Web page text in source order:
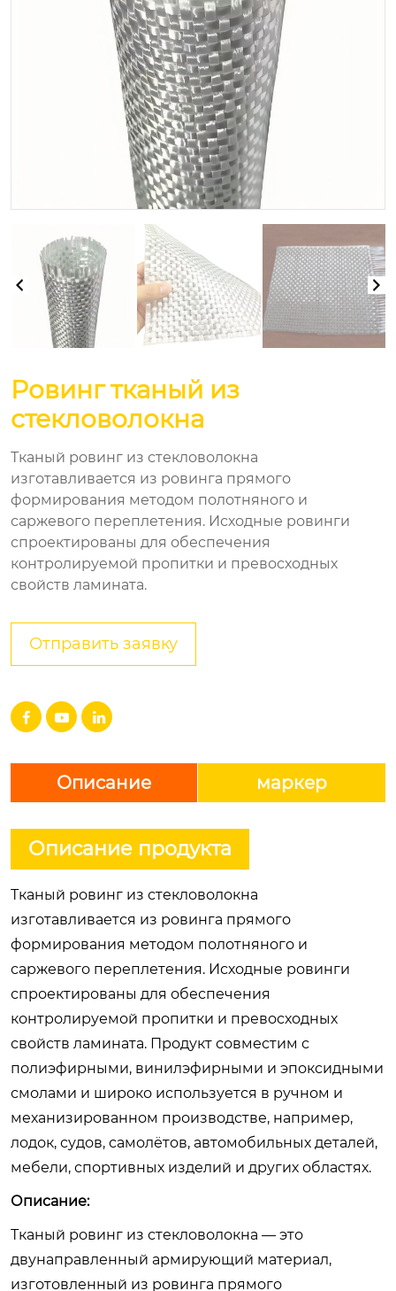
Ровинг тканый из
стекловолокна
Тканый ровинг из стекловолокна
изготавливается из ровинга прямого
формирования методом полотняного и
саржевого переплетения. Исходные ровинги
спроектированы для обеспечения
контролируемой пропитки и превосходных
свойств ламината.
Отправить заявку
  
Описание маркер
Описание продукта
Тканый ровинг из стекловолокна
изготавливается из ровинга прямого
формирования методом полотняного и
саржевого переплетения. Исходные ровинги
спроектированы для обеспечения
контролируемой пропитки и превосходных
свойств ламината. Продукт совместим с
полиэфирными, винилэфирными и эпоксидными
смолами и широко используется в ручном и
механизированном производстве, например,
лодок, судов, самолётов, автомобильных деталей,
мебели, спортивных изделий и других областях.
Описание:
Тканый ровинг из стекловолокна — это
двунаправленный армирующий материал,
изготовленный из ровинга прямого